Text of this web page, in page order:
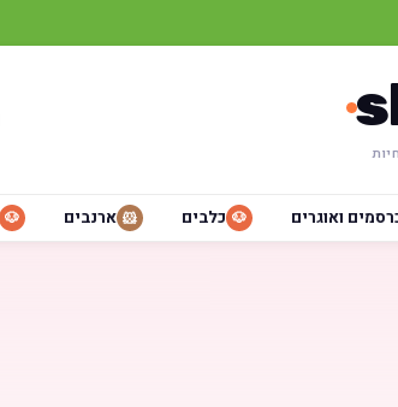
ואוגרים 🐶 כלבים 🐹 ארנבים 🐶